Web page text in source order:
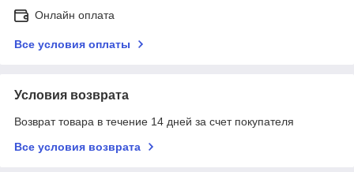
Онлайн оплата
Все условия оплаты
Условия возврата
Возврат товара в течение 14 дней за счет покупателя
Все условия возврата